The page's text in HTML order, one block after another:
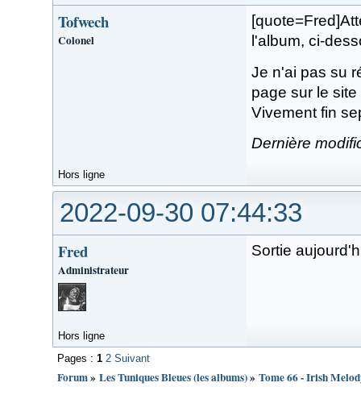
Tofwech
Colonel
l'album, ci-
Je n'ai pas su
page sur le
Vivement fin
Dernière
Hors ligne
2022-09-30 07:44:33
Fred
Administrateur
Sortie
Hors ligne
Pages : 1 2 Suivant
Forum» Les Tuniques Bleues (les albums)» Tome 66 - Irish